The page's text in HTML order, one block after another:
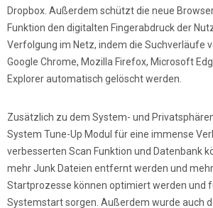
Dropbox. Außerdem schützt die neue
Funktion den digitalten Fingerabdruck der
Verfolgung im Netz, indem die Suchverläufe
Google Chrome, Mozilla Firefox, Microsoft
Explorer automatisch gelöscht werden.
Zusätzlich zu dem System- und
System Tune-Up Modul für eine immense
verbesserten Scan Funktion und Datenbank
mehr Junk Dateien entfernt werden und
Startprozesse können optimiert werden und
Systemstart sorgen. Außerdem wurde auch